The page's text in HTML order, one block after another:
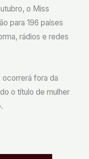
o Miss
para 196 países
rádios e redes
fora da
o título de mulher